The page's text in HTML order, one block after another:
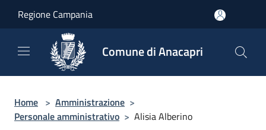
Regione Campania
Comune di Anacapri
Home > Amministrazione >
Personale amministrativo > Alisia Alberino